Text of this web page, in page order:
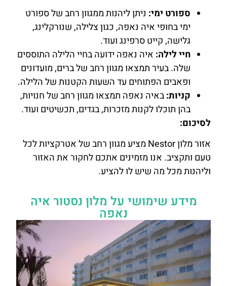
ספורט ימי: ניתן ליהנות ממגוון רחב של ספורט
ימי בחופי איה נאפה, כגון צלילה, שנורקלינג,
גלישה, קייט סרפינג ועוד.
חיי לילה: איה נאפה ידועה בחיי הלילה התוססים
שלה. בעיר תמצאו מגוון רחב של ברים, מועדונים
ופאבים הפתוחים עד השעות הקטנות של הלילה.
קניות:באיה נאפה תמצאו מגוון רחב של חנויות,
בהן תוכלו לקנות מזכרות, בגדים, תכשיטים ועוד.
לסיכום:
אזור מלון Nestor מציע מגוון רחב של אטרקציות לכל
טעם ותקציב. אנו מזמינים אתכם לחקור את האזור
וליהנות מכל מה שיש לו להציע.
מידע שימושי על מלון נסטור איה
נאפה